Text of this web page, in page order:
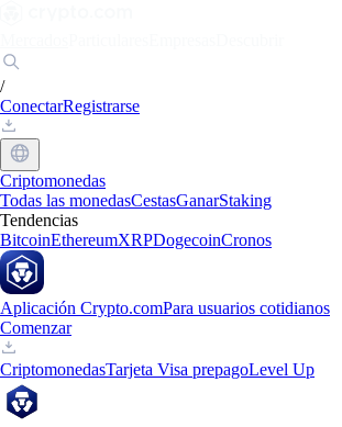
/
ConectarRegistrarse
Criptomonedas
Todas las monedasCestasGanarStaking
Tendencias
BitcoinEthereumXRPDogecoinCronos
Aplicación Crypto.comPara usuarios cotidianos
Comenzar
CriptomonedasTarjeta Visa prepagoLevel Up